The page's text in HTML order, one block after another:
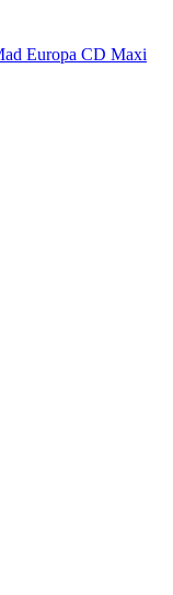
Europa CD Maxi